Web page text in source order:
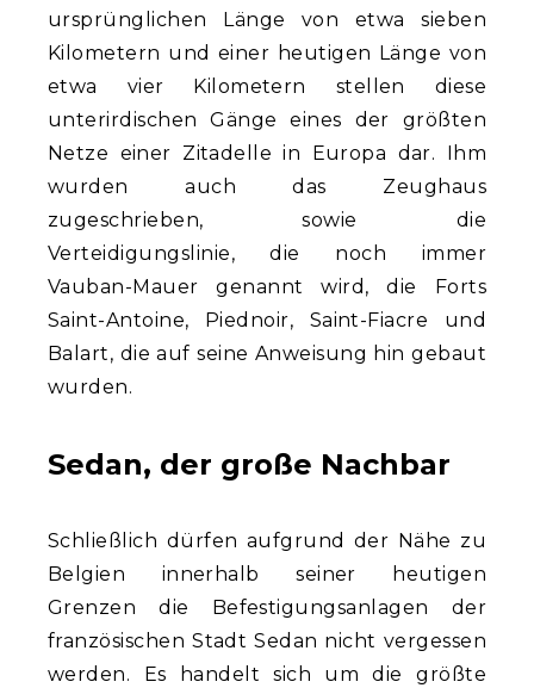
ursprünglichen Länge von etwa sieben
Kilometern und einer heutigen Länge von
etwa vier Kilometern stellen diese
unterirdischen Gänge eines der größten
Netze einer Zitadelle in Europa dar. Ihm
wurden auch das Zeughaus
zugeschrieben, sowie die
Verteidigungslinie, die noch immer
Vauban-Mauer genannt wird, die Forts
Saint-Antoine, Piednoir, Saint-Fiacre und
Balart, die auf seine Anweisung hin gebaut
wurden.
Sedan, der große Nachbar
Schließlich dürfen aufgrund der Nähe zu
Belgien innerhalb seiner heutigen
Grenzen die Befestigungsanlagen der
französischen Stadt Sedan nicht vergessen
werden. Es handelt sich um die größte